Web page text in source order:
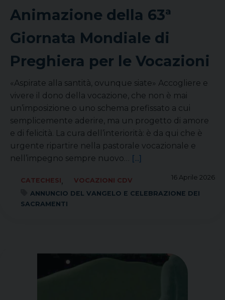
Animazione della 63ª
Giornata Mondiale di
Preghiera per le Vocazioni
«Aspirate alla santità, ovunque siate» Accogliere e
vivere il dono della vocazione, che non è mai
un’imposizione o uno schema prefissato a cui
semplicemente aderire, ma un progetto di amore
e di felicità. La cura dell’interiorità: è da qui che è
urgente ripartire nella pastorale vocazionale e
nell’impegno sempre nuovo… [...]
16 Aprile 2026
CATECHESI,
VOCAZIONI CDV
ANNUNCIO DEL VANGELO E CELEBRAZIONE DEI
SACRAMENTI